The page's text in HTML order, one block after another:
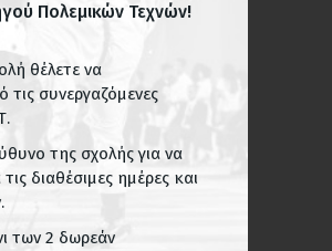
Πολεμικών Τεχνών!
θέλετε να
τις συνεργαζόμενες
της σχολής για να
διαθέσιμες ημέρες και
των 2 δωρεάν